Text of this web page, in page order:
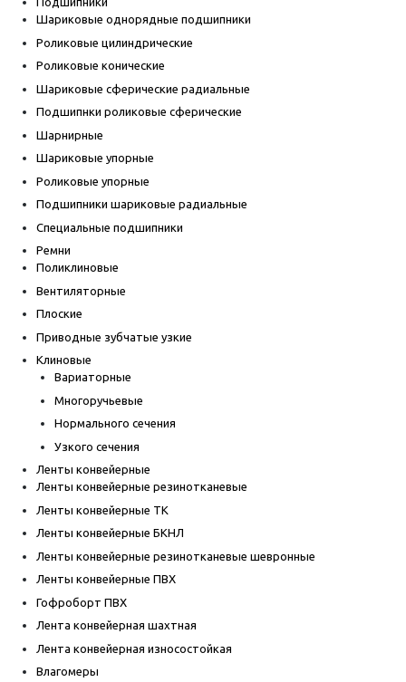
Шариковые однорядные подшипники
Роликовые цилиндрические
Роликовые конические
Шариковые сферические радиальные
Подшипнки роликовые сферические
Шарнирные
Шариковые упорные
Роликовые упорные
Подшипники шариковые радиальные
Специальные подшипники
Ремни
Поликлиновые
Вентиляторные
Плоские
Приводные зубчатые узкие
Клиновые
Вариаторные
Многоручьевые
Нормального сечения
Узкого сечения
Ленты конвейерные
Ленты конвейерные резинотканевые
Ленты конвейерные ТК
Ленты конвейерные БКНЛ
Ленты конвейерные резинотканевые шевронные
Ленты конвейерные ПВХ
Гофроборт ПВХ
Лента конвейерная шахтная
Лента конвейерная износостойкая
Влагомеры